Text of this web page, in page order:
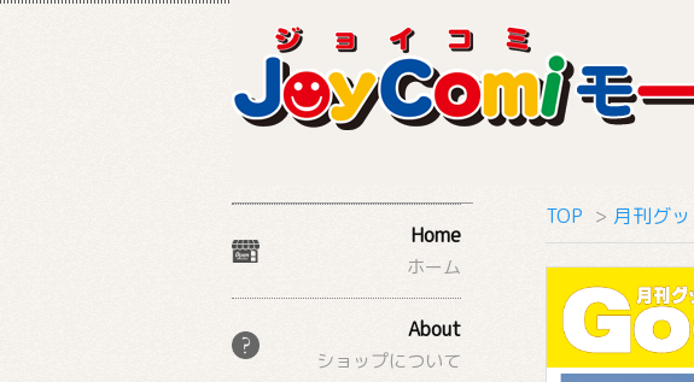
TOP > 月刊グ
Home
ホーム
About
ショップについて